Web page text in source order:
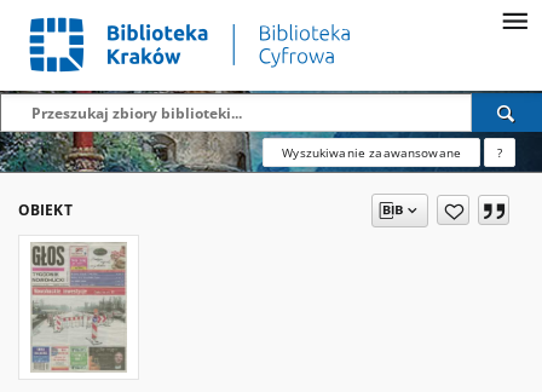
Wyszukiwanie zaawansowane ?
OBIEKT